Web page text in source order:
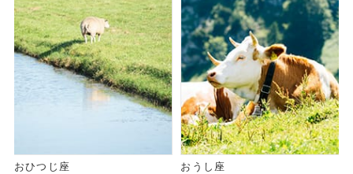
おひつじ座 おうし座